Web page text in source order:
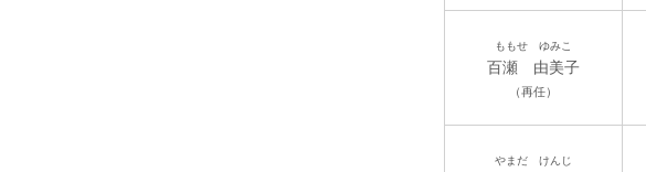
ももせ ゆみこ
百瀬 由美子
（再任）
やまだ けんじ